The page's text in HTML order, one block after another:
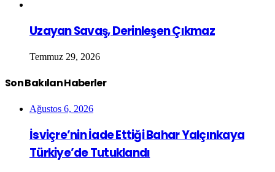
Uzayan Savaş, Derinleşen Çıkmaz
Temmuz 29, 2026
Son Bakılan Haberler
Ağustos 6, 2026
İsviçre’nin İade Ettiği Bahar Yalçınkaya
Türkiye’de Tutuklandı